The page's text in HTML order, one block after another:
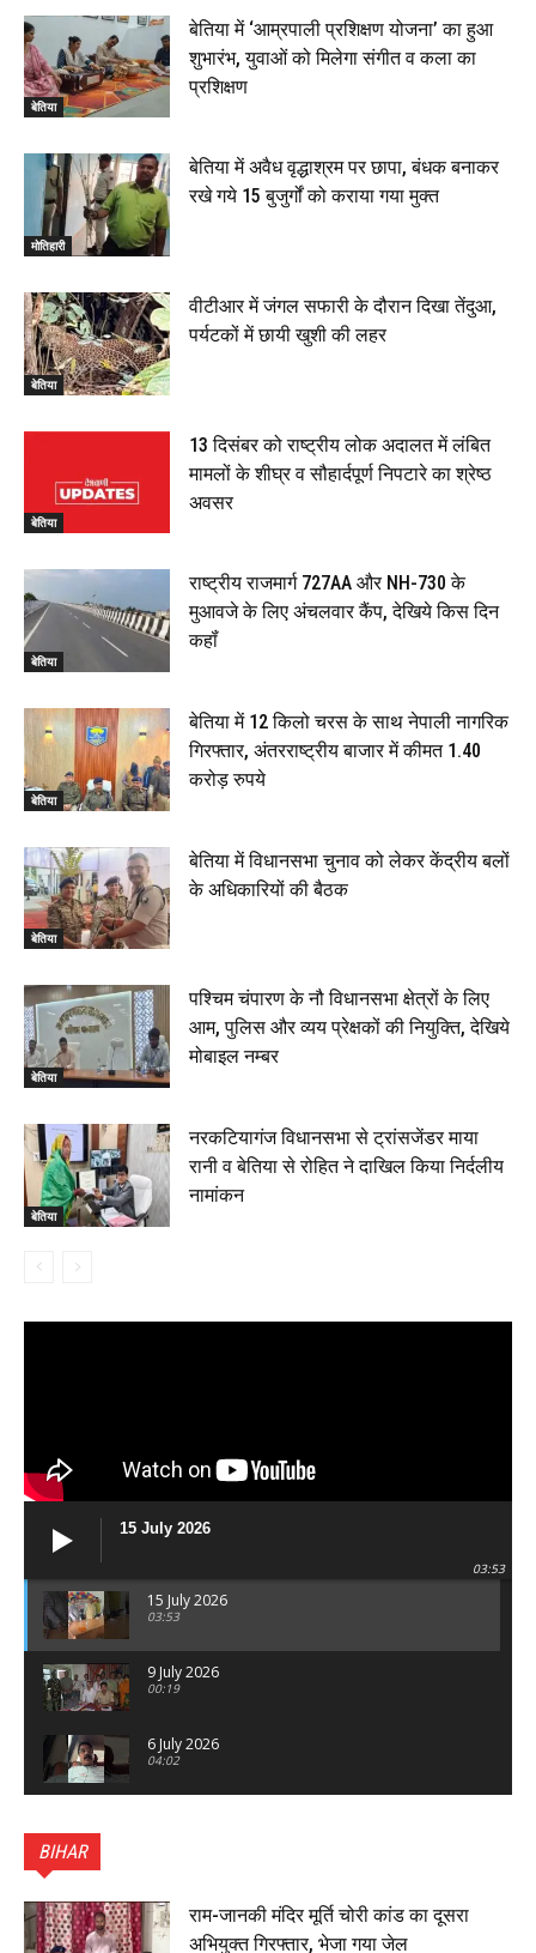
बेतिया
बेतिया में ‘आम्रपाली प्रशिक्षण योजना’ का हुआ
शुभारंभ, युवाओं को मिलेगा संगीत व कला का
प्रशिक्षण
मोतिहारी
बेतिया में अवैध वृद्धाश्रम पर छापा, बंधक बनाकर
रखे गये 15 बुजुर्गों को कराया गया मुक्त
बेतिया
वीटीआर में जंगल सफारी के दौरान दिखा तेंदुआ,
पर्यटकों में छायी खुशी की लहर
बेतिया
13 दिसंबर को राष्ट्रीय लोक अदालत में लंबित
मामलों के शीघ्र व सौहार्दपूर्ण निपटारे का श्रेष्ठ
अवसर
बेतिया
राष्ट्रीय राजमार्ग 727AA और NH-730 के
मुआवजे के लिए अंचलवार कैंप, देखिये किस दिन
कहॉं
बेतिया
बेतिया में 12 किलो चरस के साथ नेपाली नागरिक
गिरफ्तार, अंतरराष्ट्रीय बाजार में कीमत 1.40
करोड़ रुपये
बेतिया
बेतिया में विधानसभा चुनाव को लेकर केंद्रीय बलों
के अधिकारियों की बैठक
बेतिया
पश्चिम चंपारण के नौ विधानसभा क्षेत्रों के लिए
आम, पुलिस और व्यय प्रेक्षकों की नियुक्ति, देखिये
मोबाइल नम्बर
बेतिया
नरकटियागंज विधानसभा से ट्रांसजेंडर माया
रानी व बेतिया से रोहित ने दाखिल किया निर्दलीय
नामांकन
15 July 2026
03:53
15 July 2026
03:53
9 July 2026
00:19
6 July 2026
04:02
का भव्य पथ संचलन, 5 July 2026
00:22
BIHAR
राम-जानकी मंदिर मूर्ति चोरी कांड का दूसरा
अभियुक्त गिरफ्तार, भेजा गया जेल